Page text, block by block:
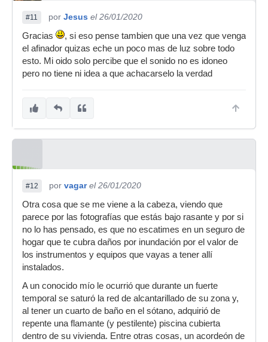
#11 por Jesus el 26/01/2020
Gracias
, si eso pense tambien que una vez que venga
el afinador quizas eche un poco mas de luz sobre todo
esto. Mi oido solo percibe que el sonido no es idoneo
pero no tiene ni idea a que achacarselo la verdad
#12 por vagar el 26/01/2020
Otra cosa que se me viene a la cabeza, viendo que
parece por las fotografías que estás bajo rasante y por si
no lo has pensado, es que no escatimes en un seguro de
hogar que te cubra daños por inundación por el valor de
los instrumentos y equipos que vayas a tener allí
instalados.
A un conocido mío le ocurrió que durante un fuerte
temporal se saturó la red de alcantarillado de su zona y,
al tener un cuarto de baño en el sótano, adquirió de
repente una flamante (y pestilente) piscina cubierta
dentro de su vivienda. Entre otras cosas, un acordeón de